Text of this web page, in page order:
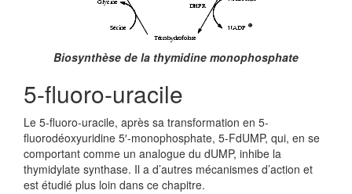
Biosynthèse de la thymidine monophosphate
5-fluoro-uracile
Le 5-fluoro-uracile, après sa transformation en 5-
fluorodéoxyuridine 5′-monophosphate, 5-FdUMP, qui, en se
comportant comme un analogue du dUMP, inhibe la
thymidylate synthase. Il a d’autres mécanismes d’action et
est étudié plus loin dans ce chapitre.